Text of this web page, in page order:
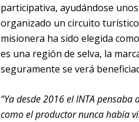
participativa, ayudándose
organizado un circuito
misionera ha sido elegida
es una región de selva, la
seguramente se verá
“Ya desde 2016 el INTA
como el productor nunca había